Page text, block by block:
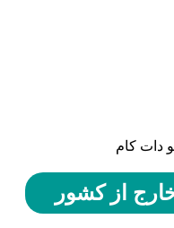
از کشور